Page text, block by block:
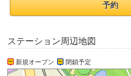
予約
ステーション周辺地図
新規オープン 閉鎖予定